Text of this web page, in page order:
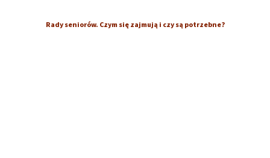
Rady seniorów. Czym się zajmują i czy są potrzebne?